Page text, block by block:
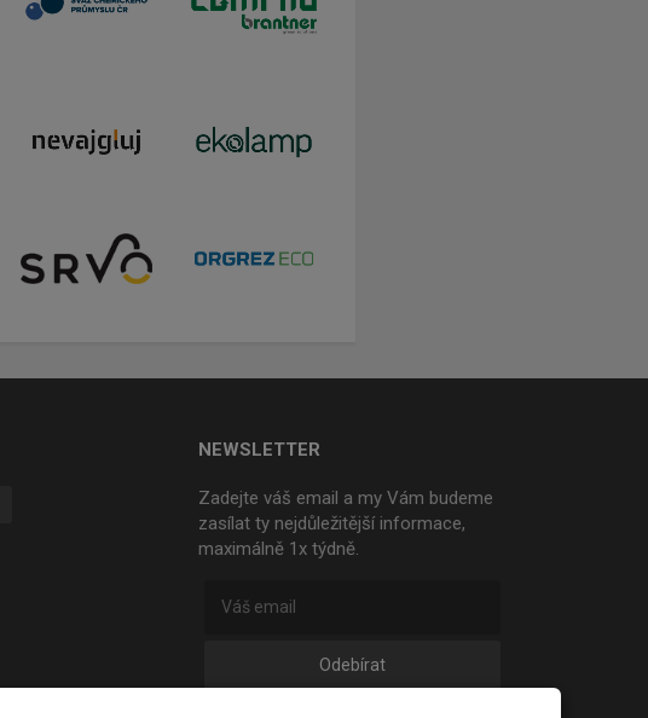
NEWSLETTER
Zadejte váš email a my Vám budeme
zasílat ty nejdůležitější informace,
maximálně 1x týdně.
Odebírat